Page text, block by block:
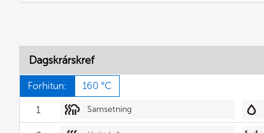
Dagskrárskref
Forhitun: 160 °C
1 Samsetning